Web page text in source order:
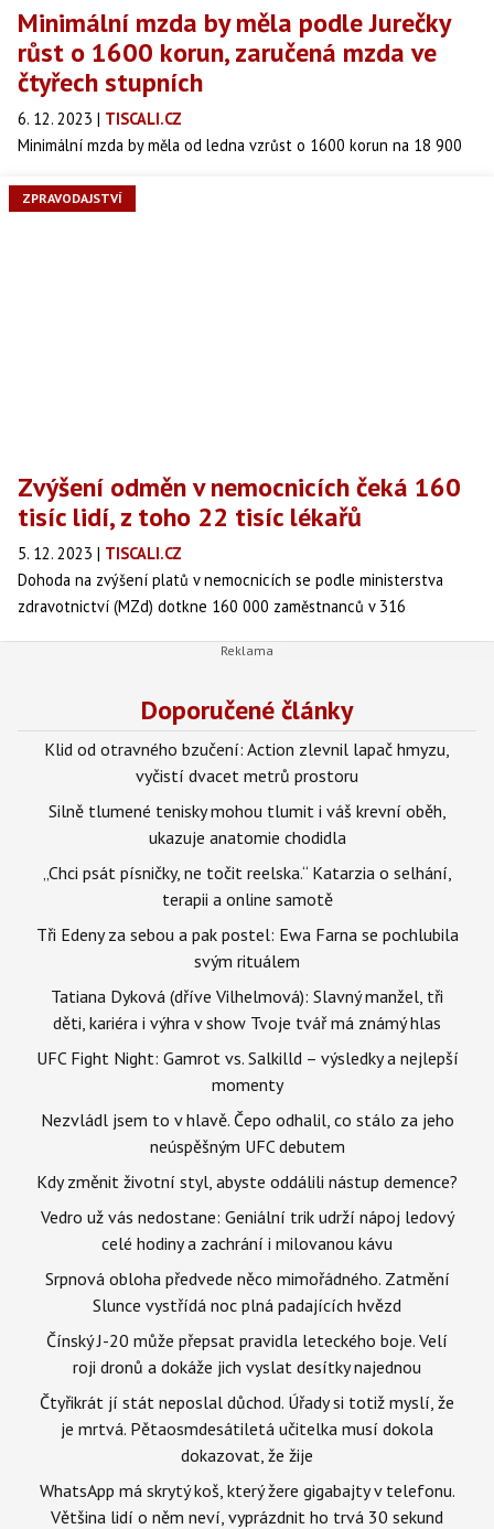
Minimální mzda by měla podle Jurečky
růst o 1600 korun, zaručená mzda ve
čtyřech stupních
6. 12. 2023 | TISCALI.CZ
Minimální mzda by měla od ledna vzrůst o 1600 korun na 18 900
mzdy. Od roku 2025 by se měla začít zvedat podle vzorce, který
ZPRAVODAJSTVÍ
Zvýšení odměn v nemocnicích čeká 160
tisíc lidí, z toho 22 tisíc lékařů
5. 12. 2023 | TISCALI.CZ
Dohoda na zvýšení platů v nemocnicích se podle ministerstva
zdravotnictví (MZd) dotkne 160 000 zaměstnanců v 316
ČTK to dnes sdělil mluvčí MZd Ondřej Jakob. Úhradové dodatky,
zdravotní pojišťovny (VZP) založené na počtech těchto
pracovníků v jednotlivých zařízeních. Předloží jim je do konce
roku, uvedla dnes na dotaz ČTK mluvčí pojišťovny Viktorie Plívová.
Doporučené články
Klid od otravného bzučení: Action zlevnil lapač hmyzu,
vyčistí dvacet metrů prostoru
Silně tlumené tenisky mohou tlumit i váš krevní oběh,
ukazuje anatomie chodidla
„Chci psát písničky, ne točit reelska.“ Katarzia o selhání,
terapii a online samotě
Tři Edeny za sebou a pak postel: Ewa Farna se pochlubila
svým rituálem
Tatiana Dyková (dříve Vilhelmová): Slavný manžel, tři
děti, kariéra i výhra v show Tvoje tvář má známý hlas
UFC Fight Night: Gamrot vs. Salkilld – výsledky a nejlepší
momenty
Nezvládl jsem to v hlavě. Čepo odhalil, co stálo za jeho
neúspěšným UFC debutem
Kdy změnit životní styl, abyste oddálili nástup demence?
Vedro už vás nedostane: Geniální trik udrží nápoj ledový
celé hodiny a zachrání i milovanou kávu
Srpnová obloha předvede něco mimořádného. Zatmění
Slunce vystřídá noc plná padajících hvězd
Čínský J-20 může přepsat pravidla leteckého boje. Velí
roji dronů a dokáže jich vyslat desítky najednou
Čtyřikrát jí stát neposlal důchod. Úřady si totiž myslí, že
je mrtvá. Pětaosmdesátiletá učitelka musí dokola
dokazovat, že žije
WhatsApp má skrytý koš, který žere gigabajty v telefonu.
Většina lidí o něm neví, vyprázdnit ho trvá 30 sekund